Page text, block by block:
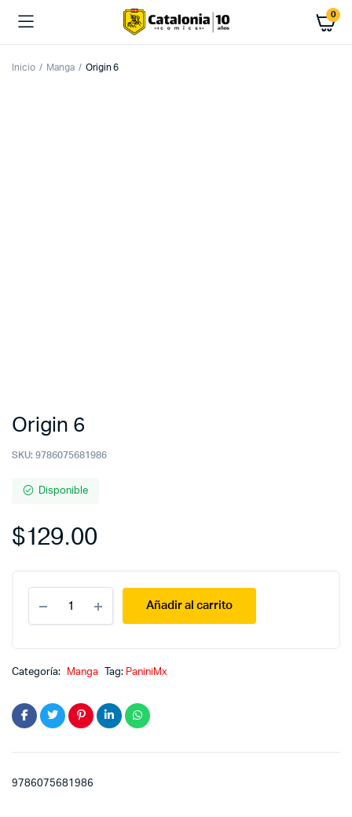
0
Inicio Manga Origin 6
Origin 6
SKU: 9786075681986
Disponible
$129.00
quantity
Añadir al carrito
Categoría: Manga Tag: PaniniMx
9786075681986